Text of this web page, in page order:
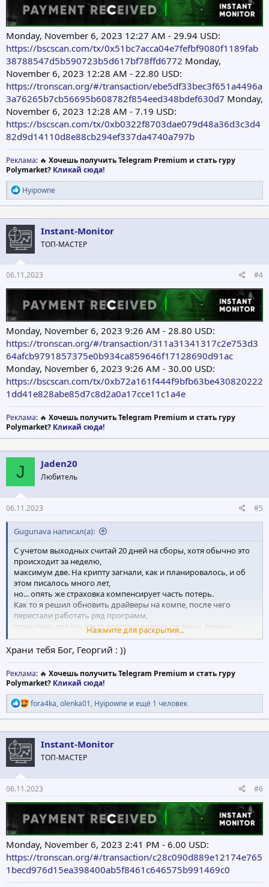
Monday, November 6, 2023 12:27 AM - 29.94 USD:
https://bscscan.com/tx/0x51bc7acca04e7fefbf9080f1189fab
38788547d5b590723b5d617bf78ffd6772 Monday,
November 6, 2023 12:28 AM - 22.80 USD:
https://tronscan.org/#/transaction/ebe5df33bec3f651a4496a
3a76265b7cb56695b608782f854eed348bdef630d7 Monday,
November 6, 2023 12:28 AM - 7.19 USD:
https://bscscan.com/tx/0xb0322f8703dae079d48a36d3c3d4
82d9d14110d8e88cb294ef337da4740a797b
Реклама: 🔥 Хочешь получить Telegram Premium и стать гуру
Polymarket? Кликай сюда!
Р
е
а
к
ц
и
и
:
Hyipowne
Instant-Monitor
ТОП-МАСТЕР
06.11.2023 #4
Monday, November 6, 2023 9:26 AM - 28.80 USD:
https://tronscan.org/#/transaction/311a31341317c2e753d3
64afcb9791857375e0b934ca859646f17128690d91ac
Monday, November 6, 2023 9:26 AM - 30.00 USD:
https://bscscan.com/tx/0xb72a161f444f9bfb63be430820222
1dd41e828abe85d7c8d2a0a17cce11c1a4e
Реклама: 🔥 Хочешь получить Telegram Premium и стать гуру
Polymarket? Кликай сюда!
J Jaden20
Любитель
06.11.2023 #5
Gugunava написал(а):
С учетом выходных считай 20 дней на сборы, хотя обычно это
происходит за неделю,
максимум две. На крипту загнали, как и планировалось, и об
этом писалось много лет,
но... опять же страховка компенсирует часть потерь.
Как то я решил обновить драйверы на компе, после чего
перестали работать ряд программ,
пришлось делать откат, восстановление системы, вернул
прежнее состояние и счастлив,
на самом деле при своих, плюс потраченное время и нервы.
Можно вообще ничего не делать и оставаться при своих, а
избытки энергии
расходовать в тренажерке.
Нажмите для раскрытия...
Храни тебя Бог, Георгий : ))
Реклама: 🔥 Хочешь получить Telegram Premium и стать гуру
Polymarket? Кликай сюда!
Р
е
а
к
ц
и
и
:
fora4ka,olenka01, Hyipowne и ещё 1 человек
Instant-Monitor
ТОП-МАСТЕР
06.11.2023 #6
Monday, November 6, 2023 2:41 PM - 6.00 USD:
https://tronscan.org/#/transaction/c28c090d889e12174e765
1becd976d15ea398400ab5f8461c646575b991469c0